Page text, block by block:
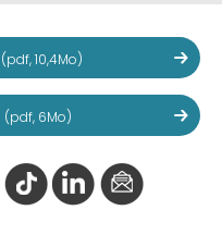
(pdf, 10,4Mo)
(pdf, 6Mo)